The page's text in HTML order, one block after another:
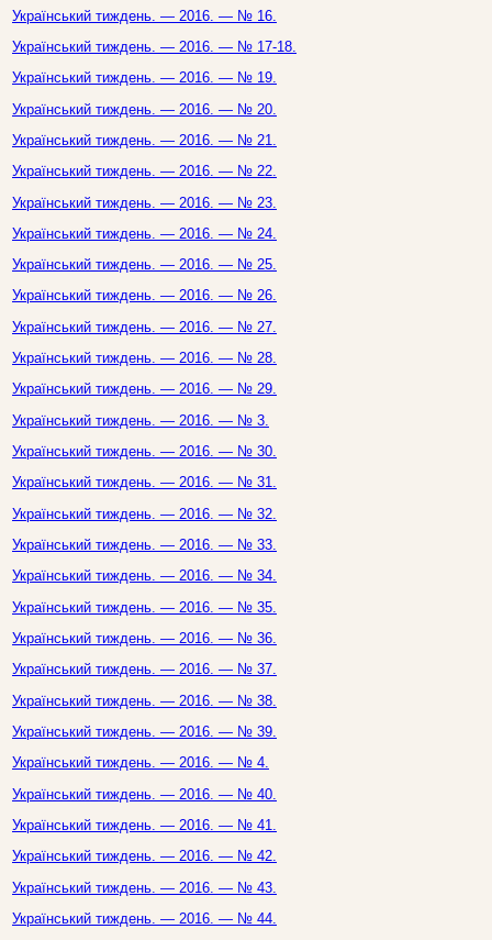
Український тиждень. — 2016. — № 16.
Український тиждень. — 2016. — № 17-18.
Український тиждень. — 2016. — № 19.
Український тиждень. — 2016. — № 20.
Український тиждень. — 2016. — № 21.
Український тиждень. — 2016. — № 22.
Український тиждень. — 2016. — № 23.
Український тиждень. — 2016. — № 24.
Український тиждень. — 2016. — № 25.
Український тиждень. — 2016. — № 26.
Український тиждень. — 2016. — № 27.
Український тиждень. — 2016. — № 28.
Український тиждень. — 2016. — № 29.
Український тиждень. — 2016. — № 3.
Український тиждень. — 2016. — № 30.
Український тиждень. — 2016. — № 31.
Український тиждень. — 2016. — № 32.
Український тиждень. — 2016. — № 33.
Український тиждень. — 2016. — № 34.
Український тиждень. — 2016. — № 35.
Український тиждень. — 2016. — № 36.
Український тиждень. — 2016. — № 37.
Український тиждень. — 2016. — № 38.
Український тиждень. — 2016. — № 39.
Український тиждень. — 2016. — № 4.
Український тиждень. — 2016. — № 40.
Український тиждень. — 2016. — № 41.
Український тиждень. — 2016. — № 42.
Український тиждень. — 2016. — № 43.
Український тиждень. — 2016. — № 44.